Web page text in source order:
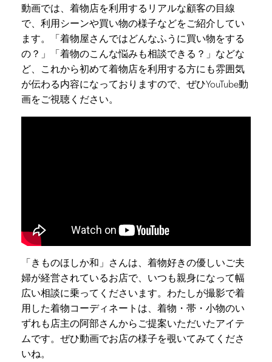
動画では、着物店を利用するリアルな顧客の目線
で、利用シーンや買い物の様子などをご紹介してい
ます。「着物屋さんではどんなふうに買い物をする
の？」「着物のこんな悩みも相談できる？」などな
ど、これから初めて着物店を利用する方にも雰囲気
が伝わる内容になっておりますので、ぜひYouTube動
画をご視聴ください。
「きものほしか和」さんは、着物好きの優しいご夫
婦が経営されているお店で、いつも親身になって幅
広い相談に乗ってくださいます。わたしが撮影で着
用した着物コーディネートは、着物・帯・小物のい
ずれも店主の阿部さんからご提案いただいたアイテ
ムです。ぜひ動画でお店の様子を覗いてみてくださ
いね。